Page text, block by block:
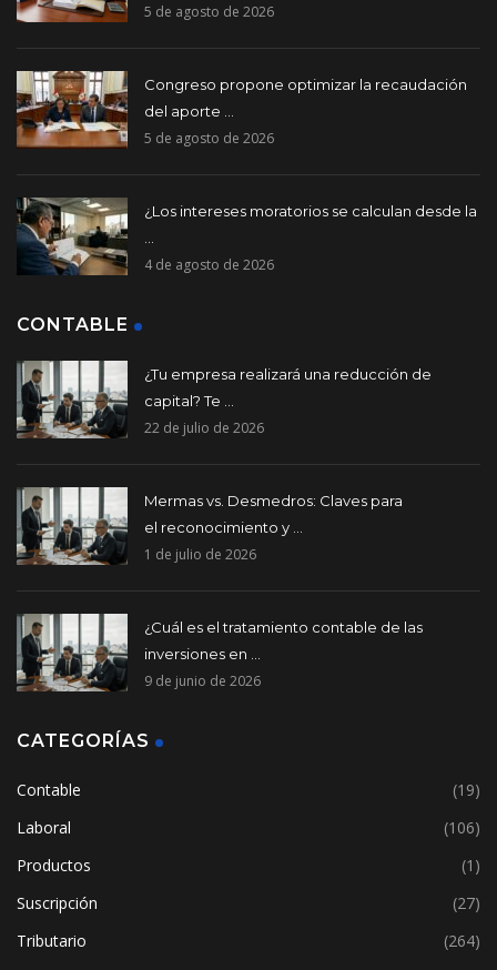
5 de agosto de 2026
Congreso propone optimizar la recaudación
del aporte ...
5 de agosto de 2026
¿Los intereses moratorios se calculan desde la
4 de agosto de 2026
CONTABLE
¿Tu empresa realizará una reducción de
capital? Te ...
22 de julio de 2026
Mermas vs. Desmedros: Claves para
el reconocimiento y ...
1 de julio de 2026
¿Cuál es el tratamiento contable de las
inversiones en ...
9 de junio de 2026
CATEGORÍAS
Contable
(19)
Laboral
(106)
Productos
(1)
Suscripción
(27)
Tributario
(264)